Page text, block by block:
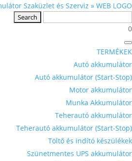
0
TERMÉKEK
Autó akkumulátor
Autó akkumulátor (Start-Stop)
Motor akkumulátor
Munka Akkumulátor
Teherautó akkumulátor
Teherautó akkumulátor (Start-Stop)
Töltő és indító készülékek
Szünetmentes UPS akkumulátor